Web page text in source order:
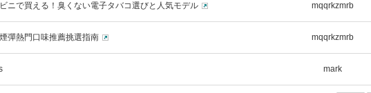
ニで買える！臭くない電子タバコ選びと人気モデル mqqrkzmrb
彈熱門口味推薦挑選指南 mqqrkzmrb
mark